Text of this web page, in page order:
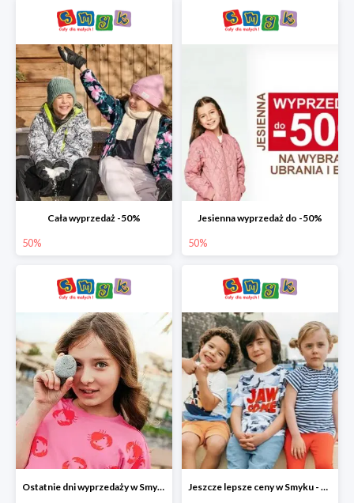
Cała wyprzedaż -50%
50%
Jesienna wyprzedaż do -50%
50%
Ostatnie dni wyprzedaży w Smyku - ubrania i buty do -70% Jeszcze lepsze ceny w Smyku - ubrania i buty do -70%